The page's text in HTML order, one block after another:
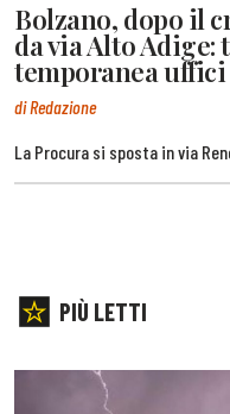
Bolzano, dopo il
da via Alto
temporanea
di Redazione
La Procura si sposta in via
PIÙ LETTI